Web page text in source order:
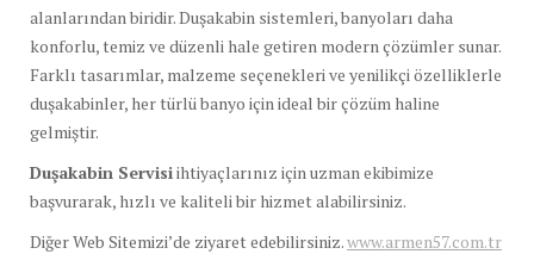
alanlarından biridir. Duşakabin sistemleri, banyoları daha
konforlu, temiz ve düzenli hale getiren modern çözümler sunar.
Farklı tasarımlar, malzeme seçenekleri ve yenilikçi özelliklerle
duşakabinler, her türlü banyo için ideal bir çözüm haline
gelmiştir.
Duşakabin Servisiihtiyaçlarınız için uzman ekibimize
başvurarak, hızlı ve kaliteli bir hizmet alabilirsiniz.
Diğer Web Sitemizi’de ziyaret edebilirsiniz.www.armen57.com.tr